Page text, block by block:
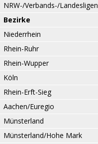
NRW-/Verbands-/Landesligen
Bezirke
Niederrhein
Rhein-Ruhr
Rhein-Wupper
Köln
Rhein-Erft-Sieg
Aachen/Euregio
Münsterland
Münsterland/Hohe Mark